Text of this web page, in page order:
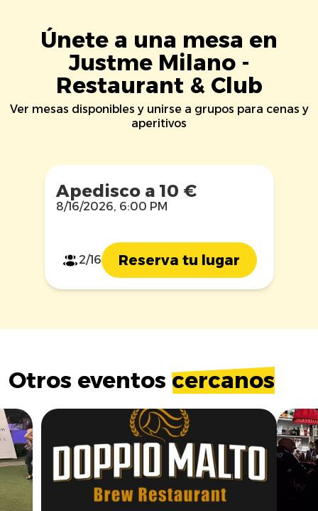
Únete a una mesa en
Justme Milano -
Restaurant & Club
Ver mesas disponibles y unirse a grupos para cenas y
aperitivos
Apedisco a 10 €
8/16/2026, 6:00 PM
2/16 Reserva tu lugar
Otros eventos cercanos